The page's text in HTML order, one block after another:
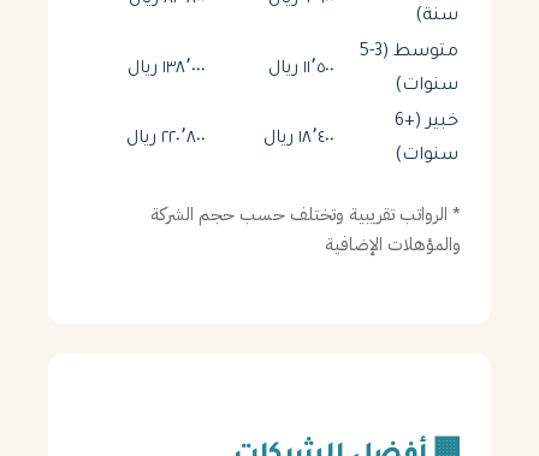
سنة)
متوسط (3-5
سنوات)
١١٬٥٠٠ ريال ١٣٨٬٠٠٠ ريال
خبير (+6
سنوات)
١٨٬٤٠٠ ريال ٢٢٠٬٨٠٠ ريال
* الرواتب تقريبية وتختلف حسب حجم الشركة
والمؤهلات الإضافية